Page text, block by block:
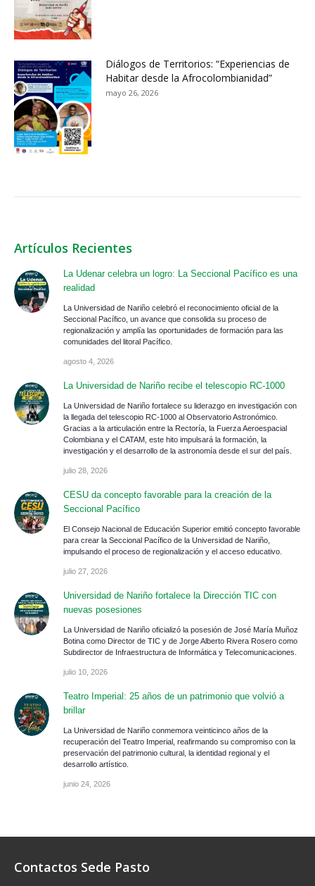
Diálogos de Territorios: “Experiencias de
Habitar desde la Afrocolombianidad”
mayo 26, 2026
Artículos Recientes
La Udenar celebra un logro: La Seccional Pacífico es una
realidad
La Universidad de Nariño celebró el reconocimiento oficial de la
Seccional Pacífico, un avance que consolida su proceso de
regionalización y amplía las oportunidades de formación para las
comunidades del litoral Pacífico.
agosto 4, 2026
La Universidad de Nariño recibe el telescopio RC-1000
La Universidad de Nariño fortalece su liderazgo en investigación con
la llegada del telescopio RC-1000 al Observatorio Astronómico.
Gracias a la articulación entre la Rectoría, la Fuerza Aeroespacial
Colombiana y el CATAM, este hito impulsará la formación, la
investigación y el desarrollo de la astronomía desde el sur del país.
julio 28, 2026
CESU da concepto favorable para la creación de la
Seccional Pacífico
El Consejo Nacional de Educación Superior emitió concepto favorable
para crear la Seccional Pacífico de la Universidad de Nariño,
impulsando el proceso de regionalización y el acceso educativo.
julio 27, 2026
Universidad de Nariño fortalece la Dirección TIC con
nuevas posesiones
La Universidad de Nariño oficializó la posesión de José María Muñoz
Botina como Director de TIC y de Jorge Alberto Rivera Rosero como
Subdirector de Infraestructura de Informática y Telecomunicaciones.
julio 10, 2026
Teatro Imperial: 25 años de un patrimonio que volvió a
brillar
La Universidad de Nariño conmemora veinticinco años de la
recuperación del Teatro Imperial, reafirmando su compromiso con la
preservación del patrimonio cultural, la identidad regional y el
desarrollo artístico.
junio 24, 2026
Contactos Sede Pasto